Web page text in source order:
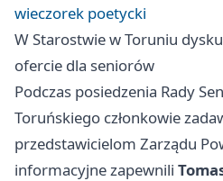
wieczorek poetycki
W Starostwie w Toruniu
ofercie dla seniorów
Podczas posiedzenia Rady
Toruńskiego członkowie
przedstawicielom Zarządu
informacyjne zapewnili